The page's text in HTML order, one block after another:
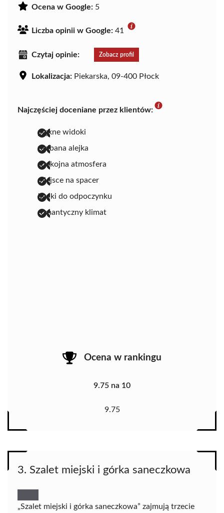
Ocena w Google: 5
Liczba opinii w Google: 41
Czytaj opinie: Zobacz profil
Lokalizacja: Piekarska, 09-400 Płock
Najczęściej doceniane przez klientów:
piękne widoki
zadbana alejka
spokojna atmosfera
miejsce na spacer
ławki do odpoczynku
romantyczny klimat
Ocena w rankingu
9.75 na 10
9.75
3. Szalet miejski i górka saneczkowa
„Szalet miejski i górka saneczkowa” zajmują trzecie